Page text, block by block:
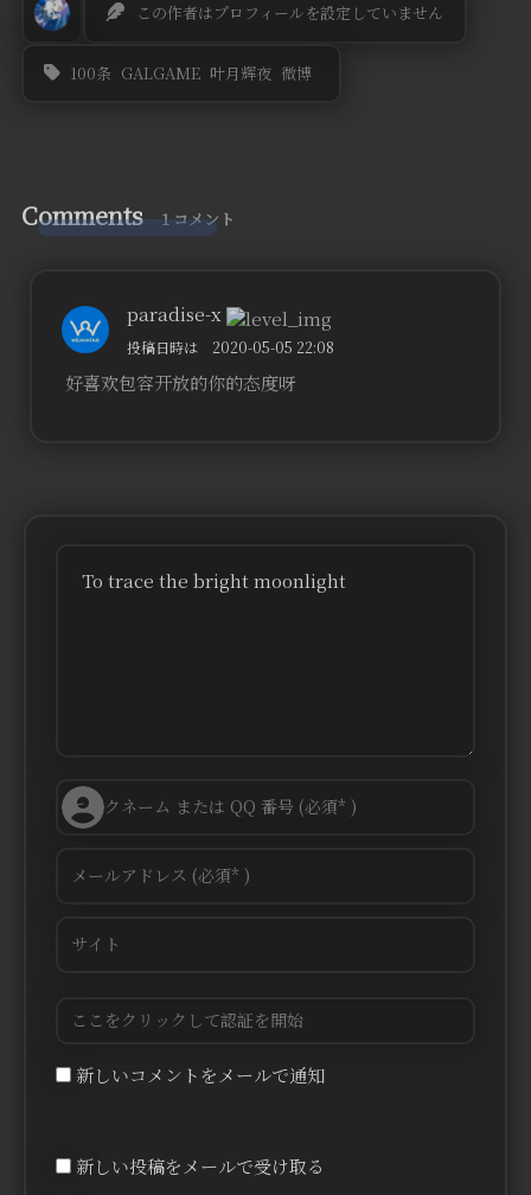
この作者はプロフィールを設定していません
100条 GALGAME 叶月辉夜 微博
Comments 1 コメント
paradise-x
投稿日時は 2020-05-05 22:08
好喜欢包容开放的你的态度呀
To trace the bright moonlight
新しいコメントをメールで通知
新しい投稿をメールで受け取る